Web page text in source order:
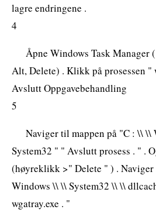
lagre endringene .
4
Åpne Windows Task
Alt, Delete) . Klikk på prosessen "
Avslutt Oppgavebehandling
5
Naviger til mappen på "C : \\ \\
System32 " " Avslutt prosess . " .
(høyreklikk >" Delete " ) .
Windows \\ \\ System32 \\ \\
wgatray.exe . "